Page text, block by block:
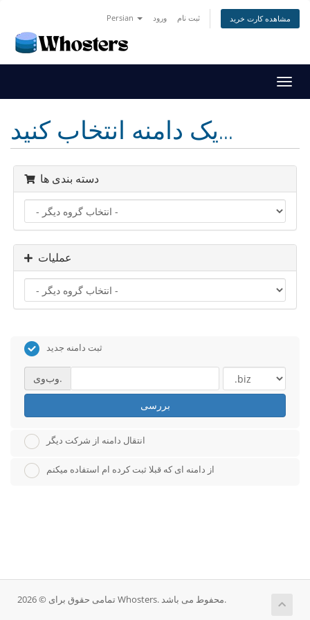
Persian ورود ثبت نام مشاهده کارت خرید
تغییر
یک دامنه انتخاب کنید...
دسته بندی ها
عملیات
ثبت دامنه جدید
وب‌وی.
بررسی
انتقال دامنه از شرکت دیگر
از دامنه ای که قبلا ثبت کرده ام استفاده میکنم
تمامی حقوق برای © 2026 Whosters. محفوط می باشد.